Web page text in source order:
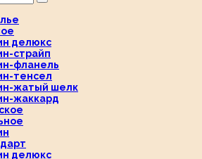
делюкс
страйп
фланель
тенсел
жатый шелк
жаккард
делюкс